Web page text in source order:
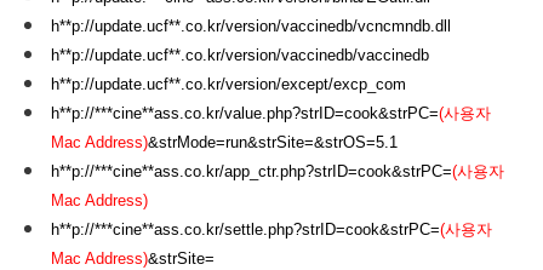
h**p://update.ucf**.co.kr/version/vaccinedb/vcncmndb.dll
h**p://update.ucf**.co.kr/version/vaccinedb/vaccinedb
h**p://update.ucf**.co.kr/version/except/excp_com
h**p://***cine**ass.co.kr/value.php?strID=cook&strPC=(사용자
Mac Address)&strMode=run&strSite=&strOS=5.1
h**p://***cine**ass.co.kr/app_ctr.php?strID=cook&strPC=(사용자
Mac Address)
h**p://***cine**ass.co.kr/settle.php?strID=cook&strPC=(사용자
Mac Address)&strSite=